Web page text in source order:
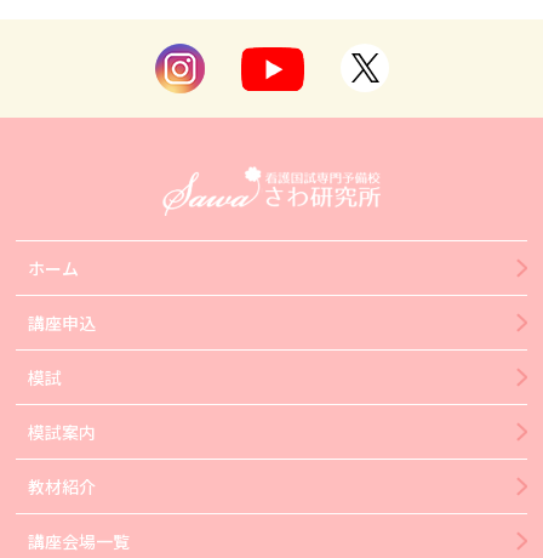
ホーム
講座申込
模試
模試案内
教材紹介
講座会場一覧